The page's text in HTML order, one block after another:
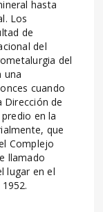
hasta
Los
de
del
del
una
cuando
Dirección de
en la
que
Complejo
llamado
lugar en el